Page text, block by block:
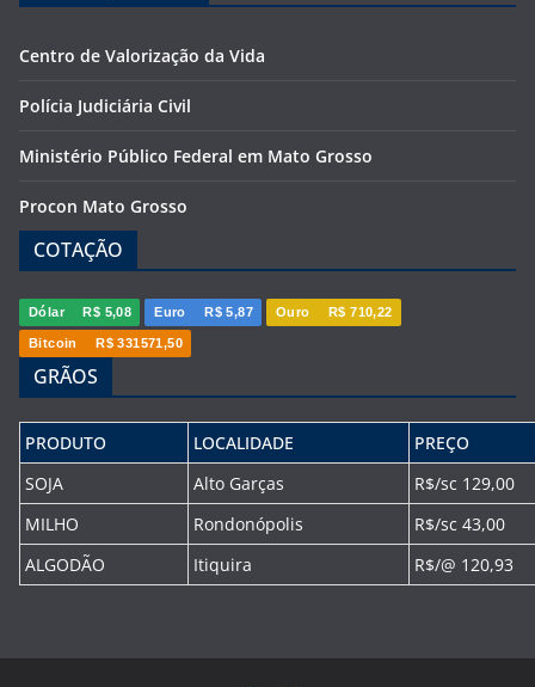
Centro de Valorização da Vida
Polícia Judiciária Civil
Ministério Público Federal em Mato Grosso
Procon Mato Grosso
COTAÇÃO
Dólar R$ 5,08 Euro R$ 5,87 Ouro R$ 710,22
Bitcoin R$ 331571,50
GRÃOS
PRODUTO LOCALIDADE
PREÇO
SOJA
Alto Garças
R$/sc 129,00
MILHO
Rondonópolis
R$/sc 43,00
ALGODÃO
Itiquira R$/@ 120,93